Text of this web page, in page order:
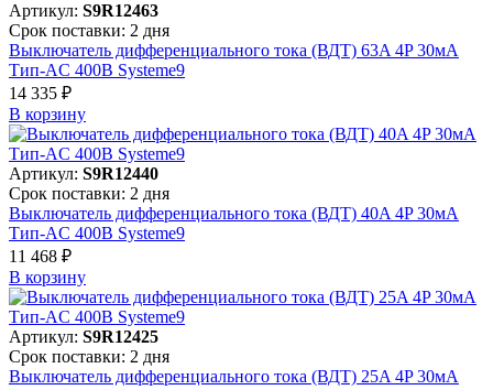
Артикул: S9R12463
Срок поставки: 2 дня
Выключатель дифференциального тока (ВДТ) 63A 4P 30мА
Тип-AC 400В Systeme9
14 335 ₽
В корзинy
Артикул: S9R12440
Срок поставки: 2 дня
Выключатель дифференциального тока (ВДТ) 40A 4P 30мА
Тип-AC 400В Systeme9
11 468 ₽
В корзинy
Артикул: S9R12425
Срок поставки: 2 дня
Выключатель дифференциального тока (ВДТ) 25A 4P 30мА